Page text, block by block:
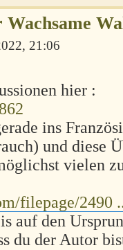
21:06
hier :
ins
und diese
vielen
filepage/2490
auf den
du der Autor